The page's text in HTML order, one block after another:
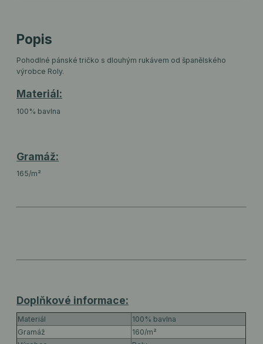
Popis
Pohodlné pánské tričko s dlouhým rukávem od španělského
výrobce Roly.
Materiál:
100% bavlna
Gramáž:
165/m²
Doplňkové informace:
Materiál
100% bavlna
Gramáž
160/m²